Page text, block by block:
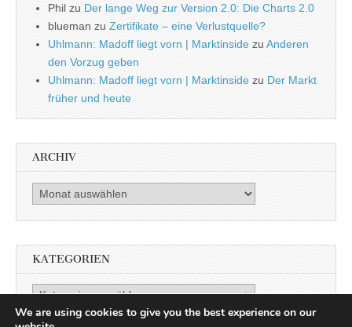
Phil zu Der lange Weg zur Version 2.0: Die Charts 2.0
blueman zu Zertifikate – eine Verlustquelle?
Uhlmann: Madoff liegt vorn | Marktinside zu Anderen
den Vorzug geben
Uhlmann: Madoff liegt vorn | Marktinside zu Der Markt
früher und heute
ARCHIV
Archiv
KATEGORIEN
Kategorien
We are using cookies to give you the best experience on our